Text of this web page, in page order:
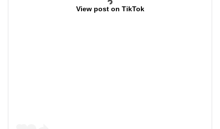
View post on TikTok